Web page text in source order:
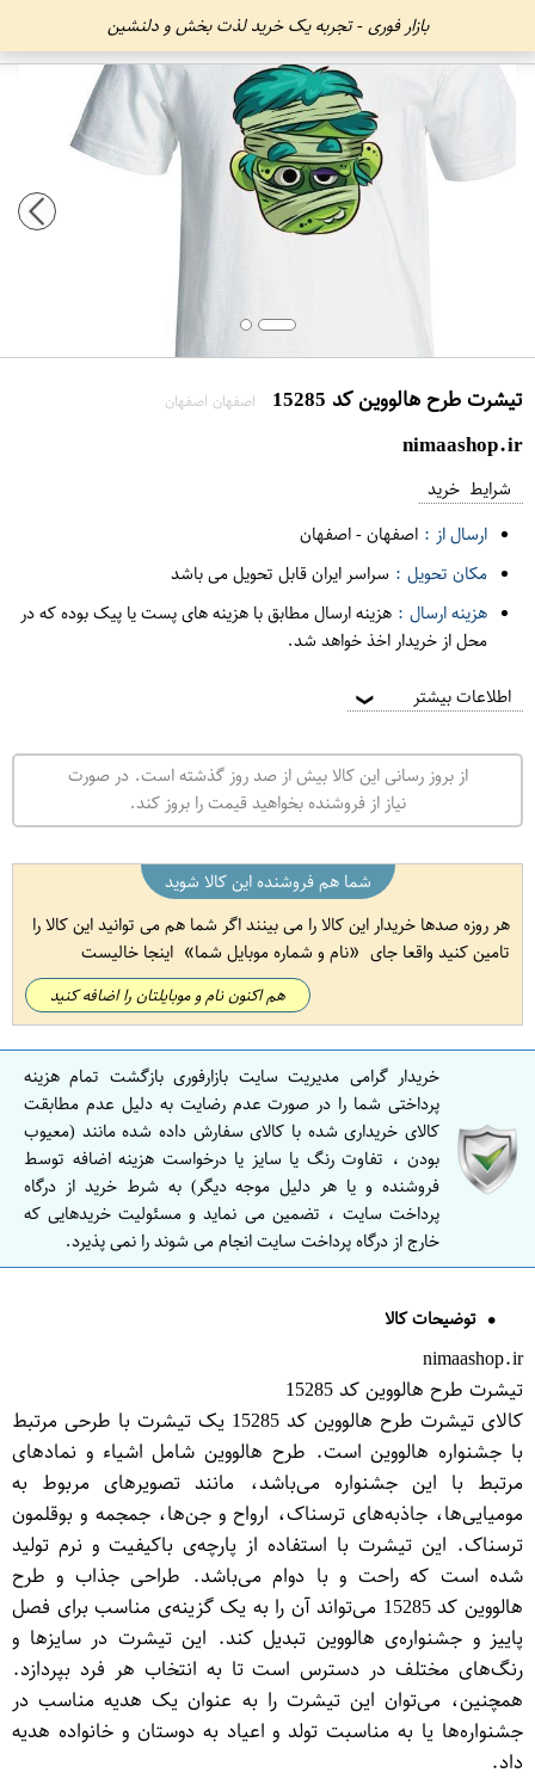
بازار فوری - تجربه یک خرید لذت بخش و دلنشین
تیشرت طرح هالووین کد 15285 اصفهان اصفهان
nimaashop.ir
شرایط خرید
ارسال از : اصفهان-اصفهان
مکان تحویل : سراسر ایران قابل تحویل می باشد
هزینه ارسال : هزینه ارسال مطابق با هزینه های پست یا پیک بوده که در
محل از خریدار اخذ خواهد شد.
اطلاعات بیشتر ❯
از بروز رسانی این کالا بیش از صد روز گذشته است. در صورت
نیاز از فروشنده بخواهید قیمت را بروز کند.
شما هم فروشنده این کالا شوید
هر روزه صدها خریدار این کالا را می بینند اگر شما هم می توانید این کالا را
تامین کنید واقعا جای
نام و شماره موبایل شما اینجا خالیست
هم اکنون نام و موبایلتان را اضافه کنید
خریدار گرامی مدیریت سایت بازارفوری بازگشت تمام هزینه
پرداختی شما را در صورت عدم رضایت به دلیل عدم مطابقت
کالای خریداری شده با کالای سفارش داده شده مانند (معیوب
بودن ، تفاوت رنگ یا سایز یا درخواست هزینه اضافه توسط
فروشنده و یا هر دلیل موجه دیگر) به شرط خرید از درگاه
پرداخت سایت ، تضمین می نماید و مسئولیت خریدهایی که
خارج از درگاه پرداخت سایت انجام می شوند را نمی پذیرد.
توضیحات کالا
nimaashop.ir
تیشرت طرح هالووین کد 15285
کالای تیشرت طرح هالووین کد 15285 یک تیشرت با طرحی مرتبط
با جشنواره هالووین است. طرح هالووین شامل اشیاء و نمادهای
مرتبط با این جشنواره می‌باشد، مانند تصویرهای مربوط به
مومیایی‌ها، جاذبه‌های ترسناک، ارواح و جن‌ها، جمجمه و بوقلمون
ترسناک. این تیشرت با استفاده از پارچه‌ی باکیفیت و نرم تولید
شده است که راحت و با دوام می‌باشد. طراحی جذاب و طرح
هالووین کد 15285 می‌تواند آن را به یک گزینه‌ی مناسب برای فصل
پاییز و جشنواره‌ی هالووین تبدیل کند. این تیشرت در سایزها و
رنگ‌های مختلف در دسترس است تا به انتخاب هر فرد بپردازد.
همچنین، می‌توان این تیشرت را به عنوان یک هدیه مناسب در
جشنواره‌ها یا به مناسبت تولد و اعیاد به دوستان و خانواده هدیه
داد.